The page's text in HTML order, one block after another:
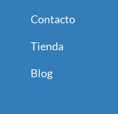
Contacto
Tienda
Blog